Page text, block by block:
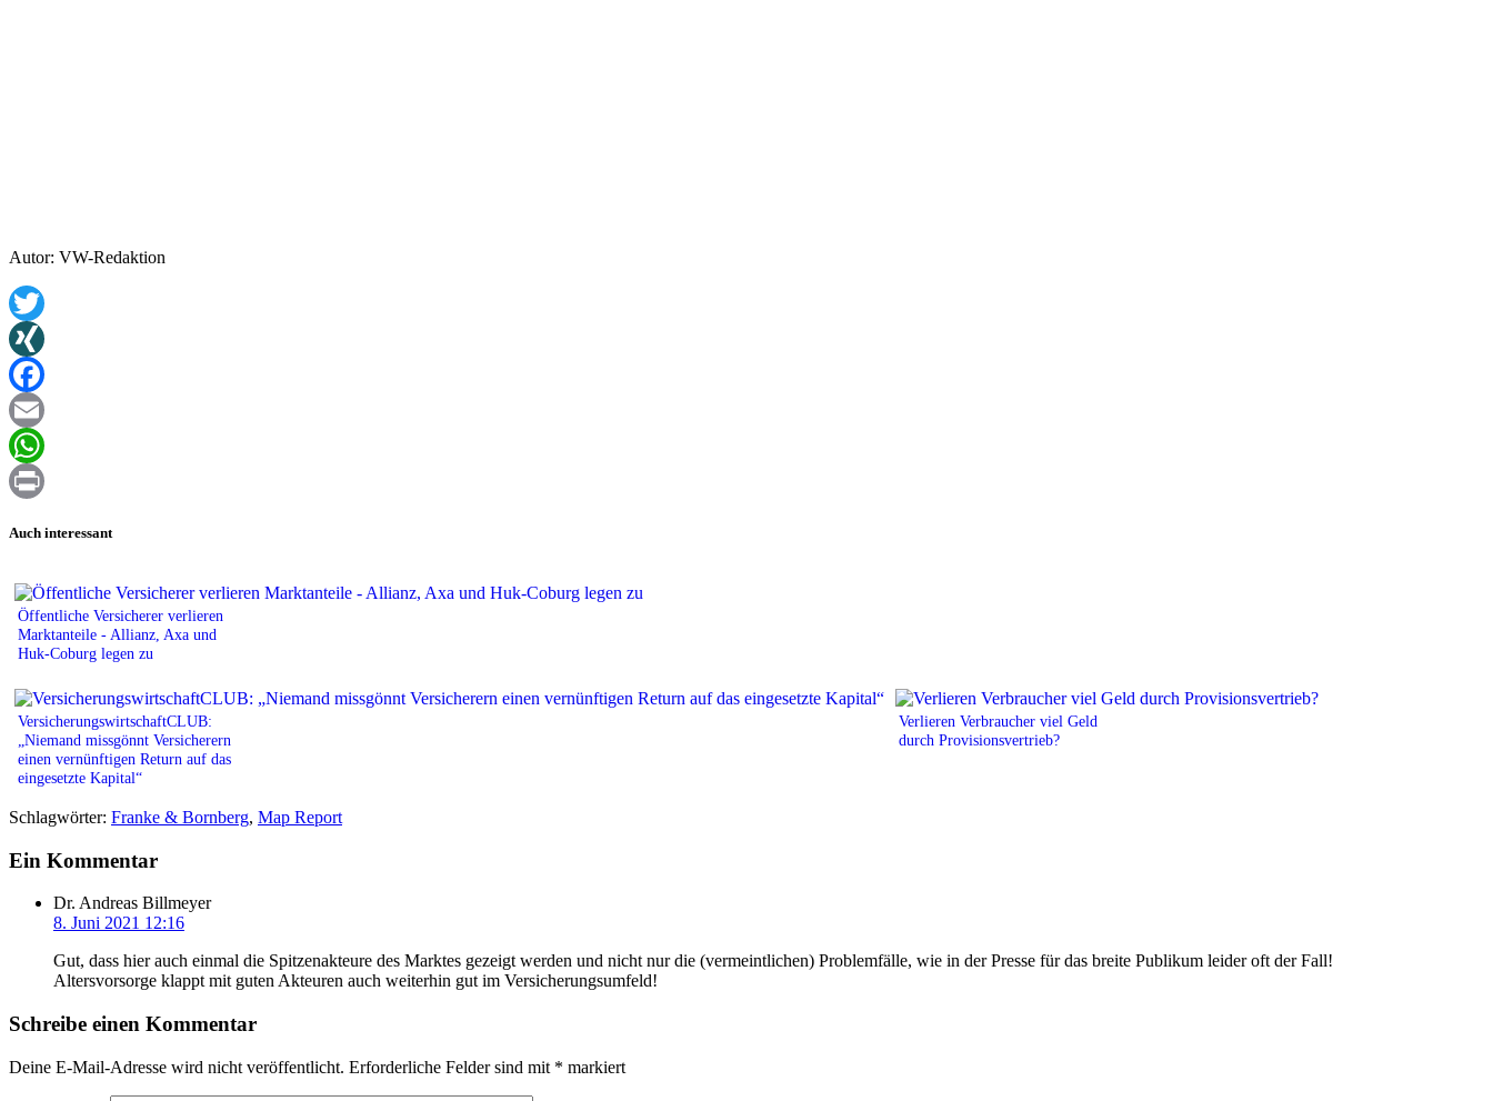
Autor: VW-Redaktion
Twitter
XING
Facebook
Email
WhatsApp
Auch interessant
Öffentliche Versicherer verlieren
Marktanteile - Allianz, Axa und
Huk-Coburg legen zu
VersicherungswirtschaftCLUB:
„Niemand missgönnt Versicherern
einen vernünftigen Return auf das
eingesetzte Kapital“
Verlieren Verbraucher viel Geld
durch Provisionsvertrieb?
Schlagwörter: Franke & Bornberg, Map Report
Ein Kommentar
Dr. Andreas Billmeyer
8. Juni 2021 12:16
Gut, dass hier auch einmal die Spitzenakteure des Marktes gezeigt werden und nicht nur die (vermeintlichen) Problemfälle, wie in der Presse für das breite Publikum leider oft der Fall!
Altersvorsorge klappt mit guten Akteuren auch weiterhin gut im Versicherungsumfeld!
Schreibe einen Kommentar
Deine E-Mail-Adresse wird nicht veröffentlicht. Erforderliche Felder sind mit * markiert